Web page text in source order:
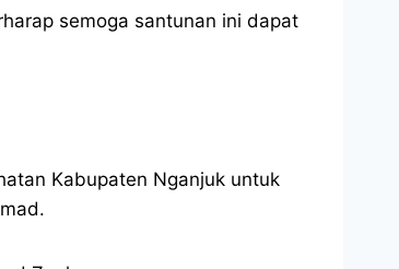
semoga santunan ini dapat
Kabupaten Nganjuk untuk